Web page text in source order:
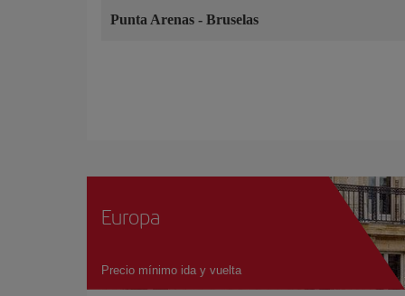
Punta Arenas - Bruselas
Europa
Precio mínimo ida y vuelta